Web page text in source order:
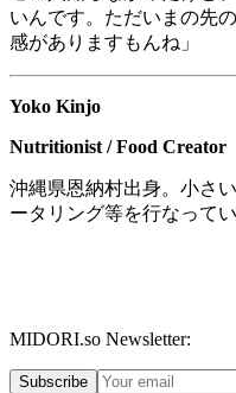
いんです。ただいまの先
感がありますもんね」
Yoko Kinjo
Nutritionist / Food Creator
沖縄県恩納村出身。小さ
ータリング等を行なって
MIDORI.so Newsletter:
Subscribe